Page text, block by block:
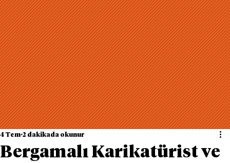
Bergamalı Karikatürist ve
4 Tem 2 dakikada okunur